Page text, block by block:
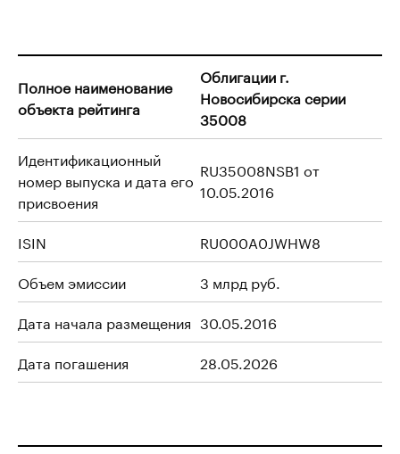
Полное наименование
объекта рейтинга
Облигации г.
Новосибирска серии
35008
Идентификационный
номер выпуска и дата его
присвоения
RU35008NSB1 от
10.05.2016
ISIN
RU000A0JWHW8
Объем эмиссии
3 млрд руб.
Дата начала размещения 30.05.2016
Дата погашения
28.05.2026